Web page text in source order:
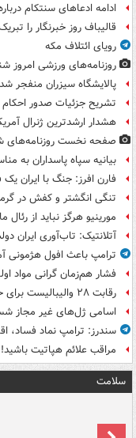
ادامه ادعاهای سنتکام
قالیباف روز خبرنگار را
رویای ائتلاف مکه
روزنامه‌های ورزشی امروز ‌شنبه ۱۷ مرداد
پالایشگاه سیزران منفجر شد
تشریح جزئیات صدور
هشدار ارشدترین ژنرال
صفحه نخست روزنامه‌های شنبه ۱۷
بیانیه سپاه پاسداران به
فارن افرز: جنگ با ایران
تنگی انگشتر و کفش در
مورینیو هرگز نباید از
آتلانتیک: تاب‌آوری ایران
ترامپ باعث افول هژمونی
فشار هم‌زمان گرانی مواد
رقابت ۲۸ والیبالیست برای حضور در فهرست نهایی تیم ملی
اسامی ژل‌های غیر مجاز
سندرز: ترامپ نماد فساد،
مراقب علائم هپاتیت باشید!
سلامت